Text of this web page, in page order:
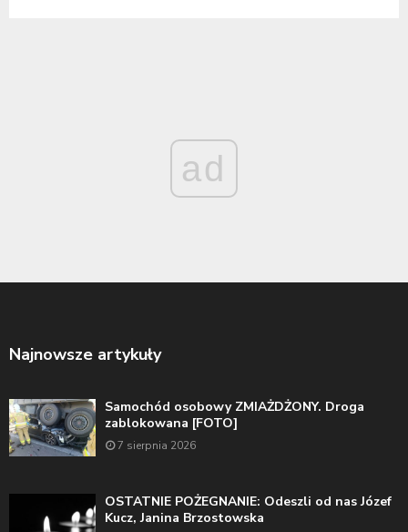
ad
Najnowsze artykuły
Samochód osobowy ZMIAŻDŻONY. Droga
zablokowana [FOTO]
7 sierpnia 2026
OSTATNIE POŻEGNANIE: Odeszli od nas Józef
Kucz, Janina Brzostowska